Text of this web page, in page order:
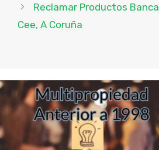
Reclamar Productos
Cee, A Coruña